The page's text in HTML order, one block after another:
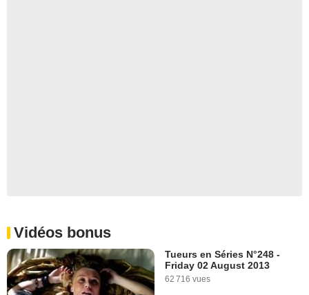
Vidéos bonus
Tueurs en Séries N°248 -
Friday 02 August 2013
62 716 vues